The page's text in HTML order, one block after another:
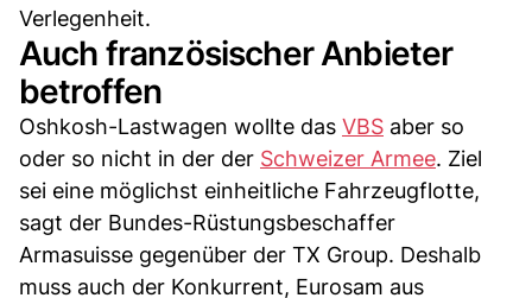
Verlegenheit.
Auch französischer Anbieter
betroffen
Oshkosh-Lastwagen wollte das VBS aber so
oder so nicht in der der Schweizer Armee. Ziel
sei eine möglichst einheitliche Fahrzeugflotte,
sagt der Bundes-Rüstungsbeschaffer
Armasuisse gegenüber der TX Group. Deshalb
muss auch der Konkurrent, Eurosam aus